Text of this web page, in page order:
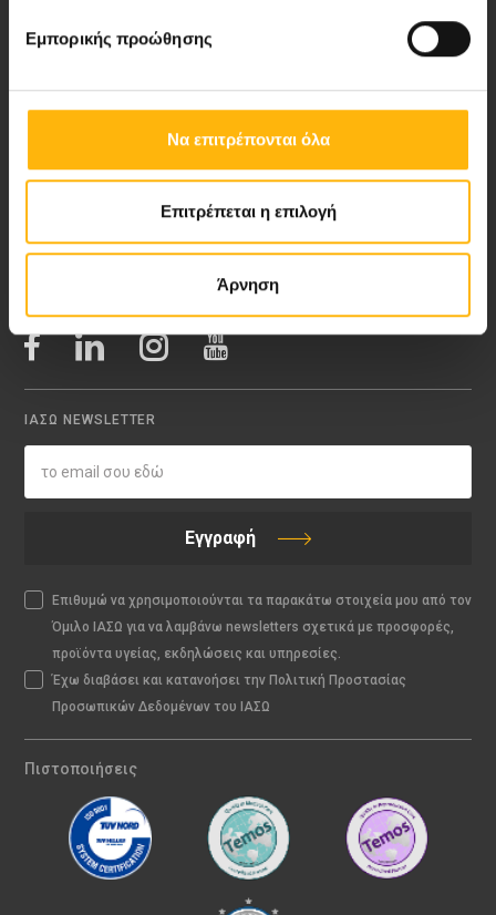
Εμπορικής προώθησης
Να επιτρέπονται όλα
Επιτρέπεται η επιλογή
Άρνηση
Video Gallery
My Life Magazine
Medical Directory
ΙΑΣΩ NEWSLETTER
Εγγραφή
Επιθυμώ να χρησιμοποιούνται τα παρακάτω στοιχεία μου από τον
Όμιλο ΙΑΣΩ για να λαμβάνω newsletters σχετικά με προσφορές,
προϊόντα υγείας, εκδηλώσεις και υπηρεσίες.
Έχω διαβάσει και κατανοήσει την Πολιτική Προστασίας
Προσωπικών Δεδομένων του ΙΑΣΩ
Πιστοποιήσεις